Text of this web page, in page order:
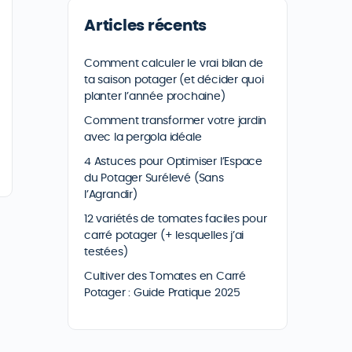
Articles récents
Comment calculer le vrai bilan de
ta saison potager (et décider quoi
planter l’année prochaine)
Comment transformer votre jardin
avec la pergola idéale
4 Astuces pour Optimiser l’Espace
du Potager Surélevé (Sans
l’Agrandir)
12 variétés de tomates faciles pour
carré potager (+ lesquelles j’ai
testées)
Cultiver des Tomates en Carré
Potager : Guide Pratique 2025